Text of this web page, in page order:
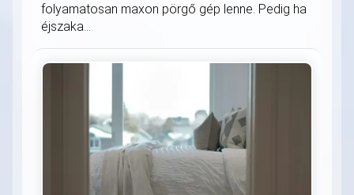
folyamatosan maxon pörgő gép lenne. Pedig ha
éjszaka...